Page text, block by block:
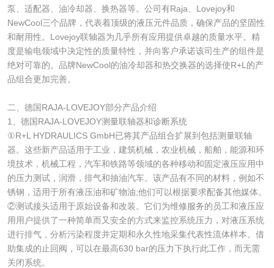
泵、适配器、油冷却器、换热器等。公司有Raja、Lovejoy和
NewCool三个品牌，代表着顶级的液压元件品质，确保产品的坚固性
和耐用性。Lovejoy联轴器为几乎所有应用提供卓越的质量水平。精
度是输电领域中决定性的质量特性，并向客户承诺该司生产的组件是
绝对可靠的。品牌NewCool的油冷却器和热交换器的选择使R+L的产
品组合更加完善。
二、德国RAJA-LOVEJOY部分产品介绍
1、德国RAJA-LOVEJOY测量联轴器和诊断系统
①R+L HYDRAULICS GmbH已将其产品组合扩展到包括测量联轴
器。这些新产品适用于工业，建筑机械，农业机械，船舶，能源和环
境技术，机械工程，汽车和铁路等领域的各种移动和固定液压应用中
的压力测试，润滑，排气和抽油汽车。该产品有不同的材料，例如不
锈钢，适用于所有液压油和矿物油;他们可以根据要求配备其他媒体。
②测试接头适用于原始设备和改装。它们为维修服务的员工和液压应
用用户提供了一种简单而又安全的方式来监控系统压力，对液压系统
进行排气，分析污染程度并定期和永久性地采集代表性流体样本。借
助集成的止回阀，可以在最高630 bar的压力下执行此工作，而无需
关闭系统。